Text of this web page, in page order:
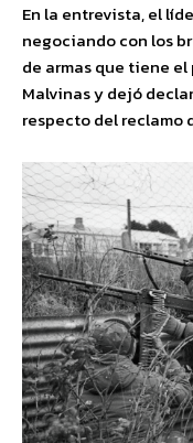
En la entrevista, el
negociando con los
de armas que tiene
Malvinas y dejó
respecto del reclamo